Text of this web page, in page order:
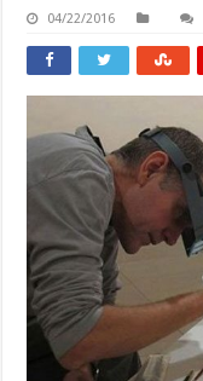
04/22/2016